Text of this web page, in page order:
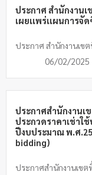
ประกาศ สำนักงาน
เผยเเพร่เเผนการ
ประกาศ สำนักงานเ
06/02/2025
ประกาศสำนักงานเ
ประกวดราคาเช่าใ
ปีงบประมาณ พ.ศ
bidding)
ประกาศสำนักงานเข